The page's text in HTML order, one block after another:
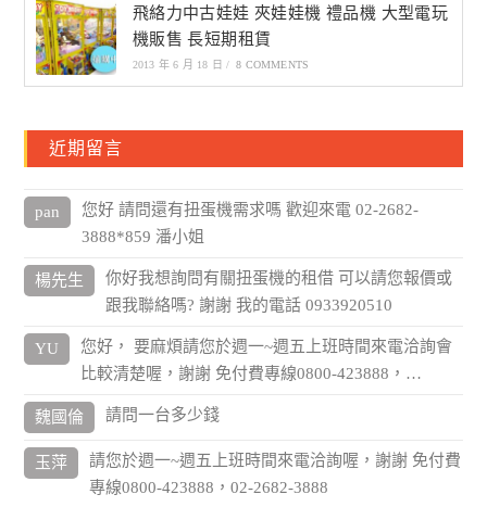
飛絡力中古娃娃 夾娃娃機 禮品機 大型電玩
機販售 長短期租賃
2013 年 6 月 18 日 / 8 COMMENTS
近期留言
pan
您好 請問還有扭蛋機需求嗎 歡迎來電 02-2682-
3888*859 潘小姐
楊先生
你好我想詢問有關扭蛋機的租借 可以請您報價或
跟我聯絡嗎? 謝謝 我的電話 0933920510
YU
您好， 要麻煩請您於週一~週五上班時間來電洽詢會
比較清楚喔，謝謝 免付費專線0800-423888，…
魏國倫 請問一台多少錢
玉萍
請您於週一~週五上班時間來電洽詢喔，謝謝 免付費
專線0800-423888，02-2682-3888